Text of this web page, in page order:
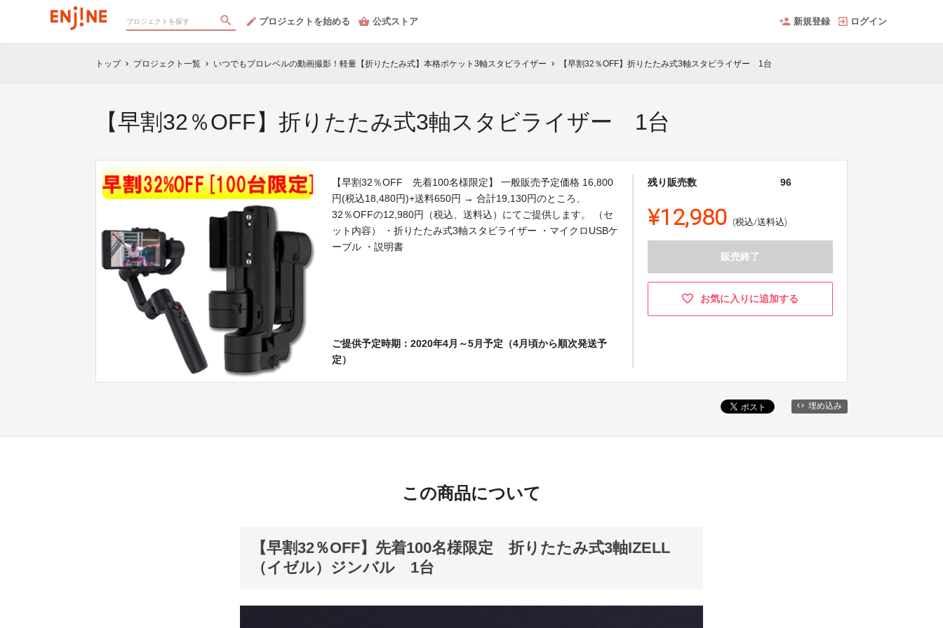
プロジェクトを始める 公式ストア 新規登録 ログイン
トップ chevron_right プロジェクト一覧 chevron_right いつでもプロレベルの動画撮影！軽量【折りたたみ式】本格ポケット3軸スタビライザー chevron_right 【早割32％OFF】折りたたみ式3軸スタビライザー 1台
【早割32％OFF】折りたたみ式3軸スタビライザー 1台
【早割32％OFF 先着100名様限定】 一般販売予定価格 16,800
円(税込18,480円)+送料650円 → 合計19,130円のところ、
32％OFFの12,980円（税込、送料込）にてご提供します。 （セ
ット内容） ・折りたたみ式3軸スタビライザー ・マイクロUSBケ
ーブル ・説明書
ご提供予定時期：2020年4月～5月予定（4月頃から順次発送予
定）
残り販売数 96
¥12,980 (税込/送料込)
販売終了
お気に入りに追加する
埋め込み
この商品について
【早割32％OFF】先着100名様限定 折りたたみ式3軸IZELL
（イゼル）ジンバル 1台